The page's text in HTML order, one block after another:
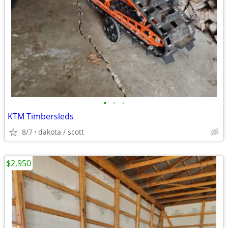
• • •
KTM Timbersleds
8/7 dakota / scott
$2,950